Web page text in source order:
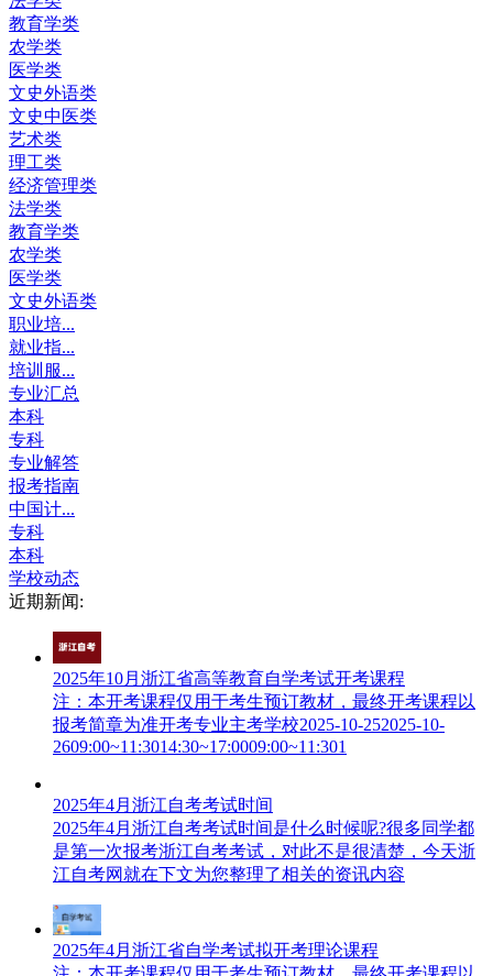
教育学类
农学类
医学类
文史外语类
文史中医类
艺术类
理工类
经济管理类
法学类
教育学类
农学类
医学类
文史外语类
职业培...
就业指...
培训服...
专业汇总
本科
专科
专业解答
报考指南
中国计...
专科
本科
学校动态
近期新闻:
2025年10月浙江省高等教育自学考试开考课程
注：本开考课程仅用于考生预订教材，最终开考课程以
报考简章为准开考专业主考学校2025-10-252025-10-
2609:00~11:3014:30~17:0009:00~11:301
2025年4月浙江自考考试时间
2025年4月浙江自考考试时间是什么时候呢?很多同学都
是第一次报考浙江自考考试，对此不是很清楚，今天浙
江自考网就在下文为您整理了相关的资讯内容
2025年4月浙江省自学考试拟开考理论课程